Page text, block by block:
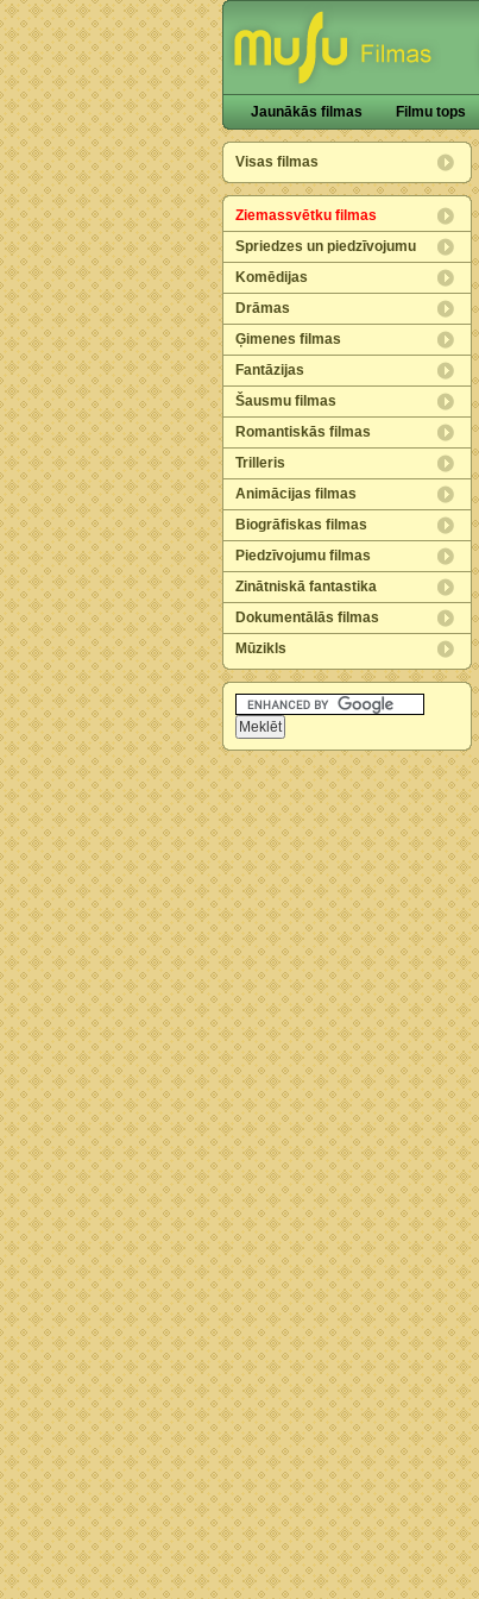
Jaunākās filmas Filmu tops
Visas filmas
Ziemassvētku filmas
Spriedzes un piedzīvojumu
Komēdijas
Drāmas
Ģimenes filmas
Fantāzijas
Šausmu filmas
Romantiskās filmas
Trilleris
Animācijas filmas
Biogrāfiskas filmas
Piedzīvojumu filmas
Zinātniskā fantastika
Dokumentālās filmas
Mūzikls